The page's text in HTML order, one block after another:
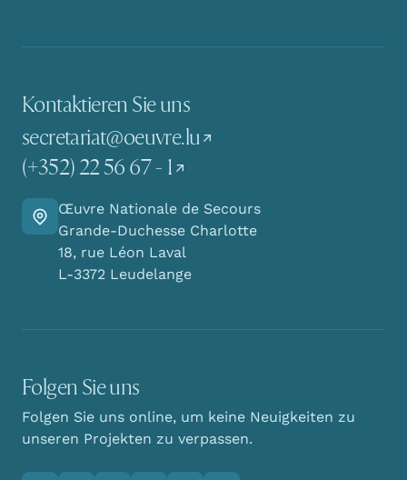
Kontaktieren Sie uns
secretariat@oeuvre.lu
(+352) 22 56 67 - 1
Finden Sie den Weg zu uns
Œuvre Nationale de Secours
Grande-Duchesse Charlotte
18, rue Léon Laval
L-3372 Leudelange
Folgen Sie uns
Folgen Sie uns online, um keine Neuigkeiten zu
unseren Projekten zu verpassen.